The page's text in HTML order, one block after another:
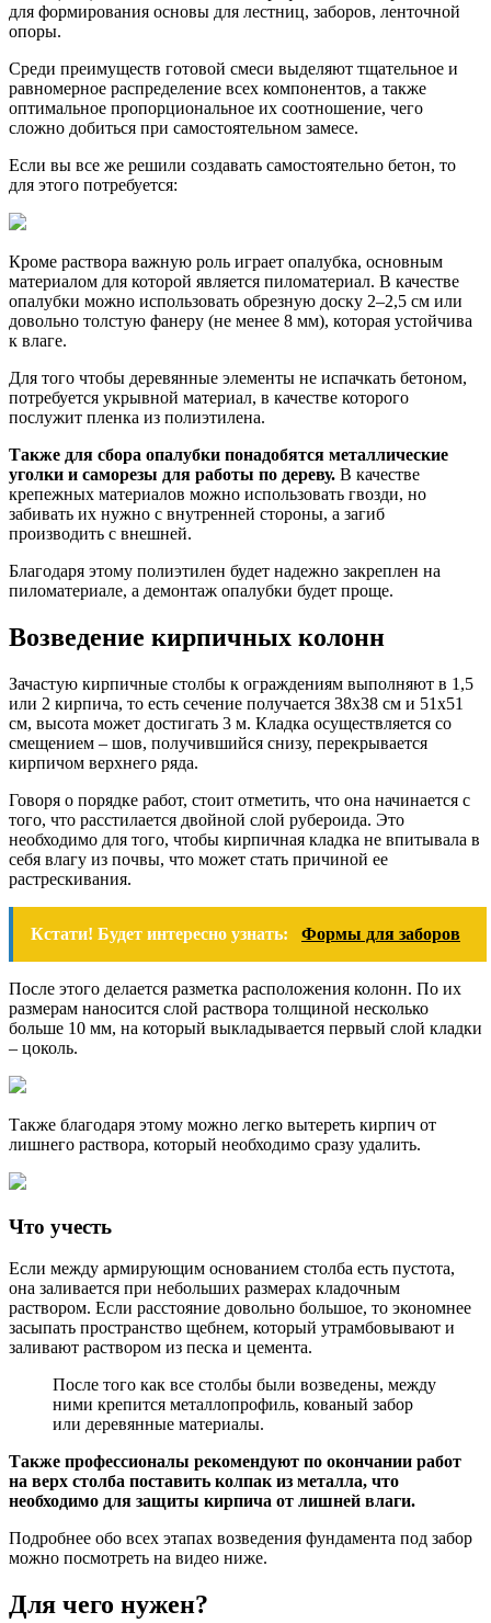
для формирования основы для лестниц, заборов, ленточной
опоры.
Среди преимуществ готовой смеси выделяют тщательное и
равномерное распределение всех компонентов, а также
оптимальное пропорциональное их соотношение, чего
сложно добиться при самостоятельном замесе.
Если вы все же решили создавать самостоятельно бетон, то
для этого потребуется:
Кроме раствора важную роль играет опалубка, основным
материалом для которой является пиломатериал. В качестве
опалубки можно использовать обрезную доску 2–2,5 см или
довольно толстую фанеру (не менее 8 мм), которая устойчива
к влаге.
Для того чтобы деревянные элементы не испачкать бетоном,
потребуется укрывной материал, в качестве которого
послужит пленка из полиэтилена.
Также для сбора опалубки понадобятся металлические
уголки и саморезы для работы по дереву. В качестве
крепежных материалов можно использовать гвозди, но
забивать их нужно с внутренней стороны, а загиб
производить с внешней.
Благодаря этому полиэтилен будет надежно закреплен на
пиломатериале, а демонтаж опалубки будет проще.
Возведение кирпичных колонн
Зачастую кирпичные столбы к ограждениям выполняют в 1,5
или 2 кирпича, то есть сечение получается 38х38 см и 51х51
см, высота может достигать 3 м. Кладка осуществляется со
смещением – шов, получившийся снизу, перекрывается
кирпичом верхнего ряда.
Говоря о порядке работ, стоит отметить, что она начинается с
того, что расстилается двойной слой рубероида. Это
необходимо для того, чтобы кирпичная кладка не впитывала в
себя влагу из почвы, что может стать причиной ее
растрескивания.
Кстати! Будет интересно узнать: Формы для заборов
После этого делается разметка расположения колонн. По их
размерам наносится слой раствора толщиной несколько
больше 10 мм, на который выкладывается первый слой кладки
– цоколь.
Также благодаря этому можно легко вытереть кирпич от
лишнего раствора, который необходимо сразу удалить.
Что учесть
Если между армирующим основанием столба есть пустота,
она заливается при небольших размерах кладочным
раствором. Если расстояние довольно большое, то экономнее
засыпать пространство щебнем, который утрамбовывают и
заливают раствором из песка и цемента.
После того как все столбы были возведены, между
ними крепится металлопрофиль, кованый забор
или деревянные материалы.
Также профессионалы рекомендуют по окончании работ
на верх столба поставить колпак из металла, что
необходимо для защиты кирпича от лишней влаги.
Подробнее обо всех этапах возведения фундамента под забор
можно посмотреть на видео ниже.
Для чего нужен?